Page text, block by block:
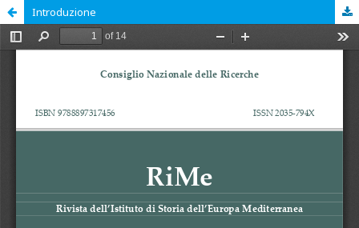
Introduzione